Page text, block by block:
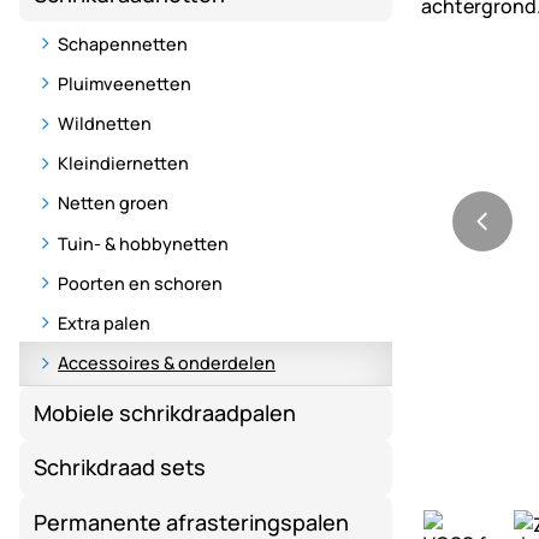
Schapennetten
Pluimveenetten
Wildnetten
Kleindiernetten
Netten groen
Tuin- & hobbynetten
Poorten en schoren
Extra palen
Accessoires & onderdelen
Mobiele schrikdraadpalen
Schrikdraad sets
Permanente afrasteringspalen